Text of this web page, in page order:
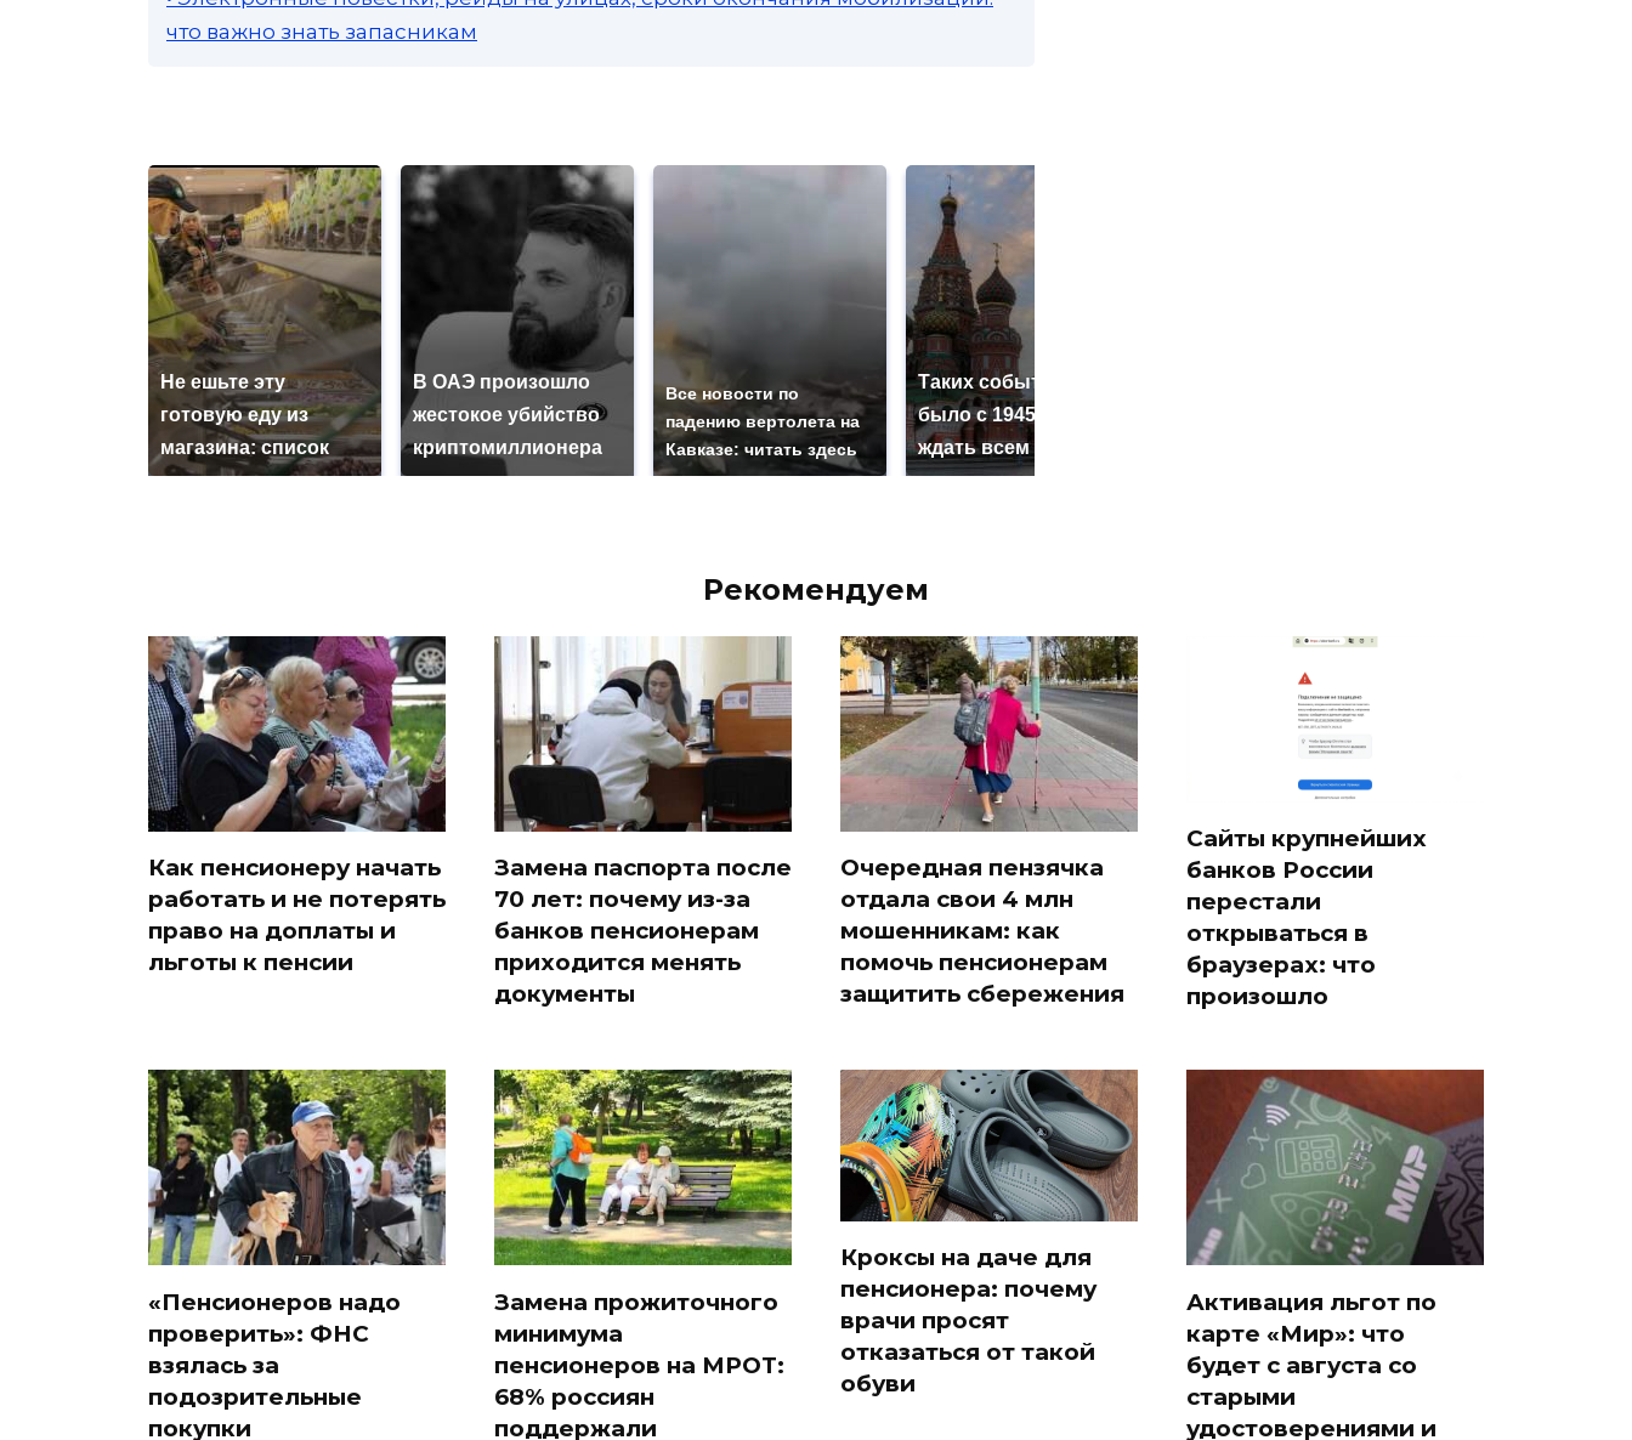
что важно знать запасникам
Не ешьте эту
готовую еду из
магазина: список
В ОАЭ произошло
жестокое убийство
криптомиллионера
Все новости по
падению вертолета на
Кавказе: читать здесь
Таких событий не
было с 1945: чего
ждать всем нам?
Рекомендуем
Как пенсионеру начать
работать и не потерять
право на доплаты и
льготы к пенсии
Замена паспорта после
70 лет: почему из-за
банков пенсионерам
приходится менять
документы
Очередная пензячка
отдала свои 4 млн
мошенникам: как
помочь пенсионерам
защитить сбережения
Сайты крупнейших
банков России
перестали
открываться в
браузерах: что
произошло
«Пенсионеров надо
проверить»: ФНС
взялась за
подозрительные
покупки
Замена прожиточного
минимума
пенсионеров на МРОТ:
68% россиян
поддержали
Кроксы на даче для
пенсионера: почему
врачи просят
отказаться от такой
обуви
Активация льгот по
карте «Мир»: что
будет с августа со
старыми
удостоверениями и